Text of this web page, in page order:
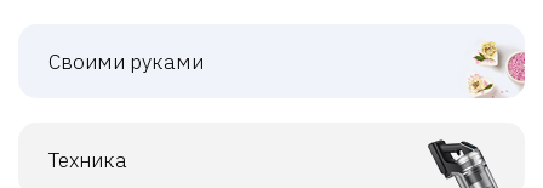
Своими руками
Техника